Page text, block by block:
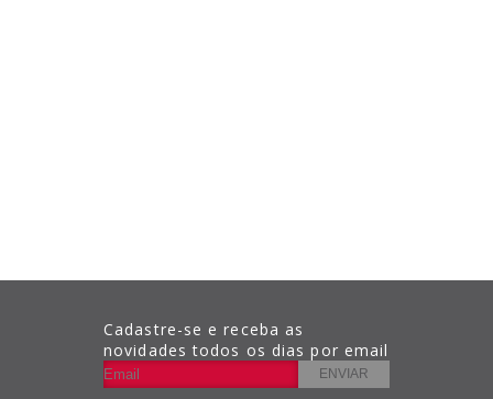
Cadastre-se e receba as
novidades todos os dias por email